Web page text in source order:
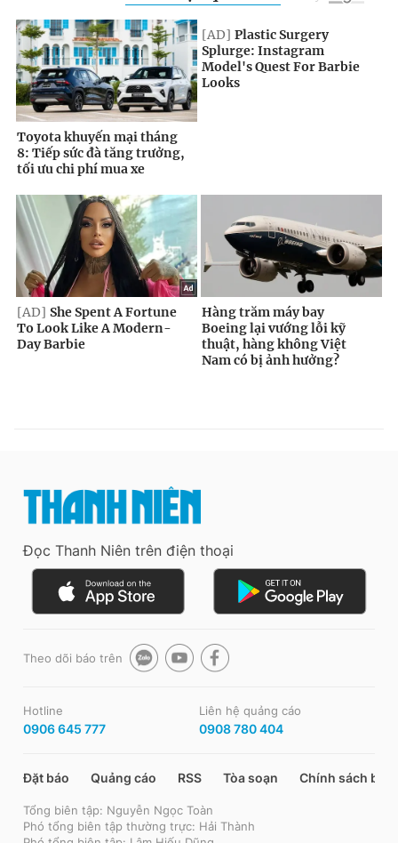
Đọc Thanh Niên trên điện thoại
Theo dõi báo trên
Hotline
0906 645 777
Liên hệ quảng cáo
0908 780 404
Đặt báo Quảng cáo RSS Tòa soạn Chính sách bảo
Tổng biên tập: Nguyễn Ngọc Toàn
Phó tổng biên tập thường trực: Hải Thành